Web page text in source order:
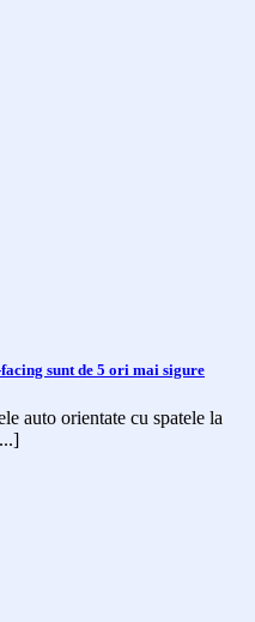
sunt de 5 ori mai sigure
auto orientate cu spatele la